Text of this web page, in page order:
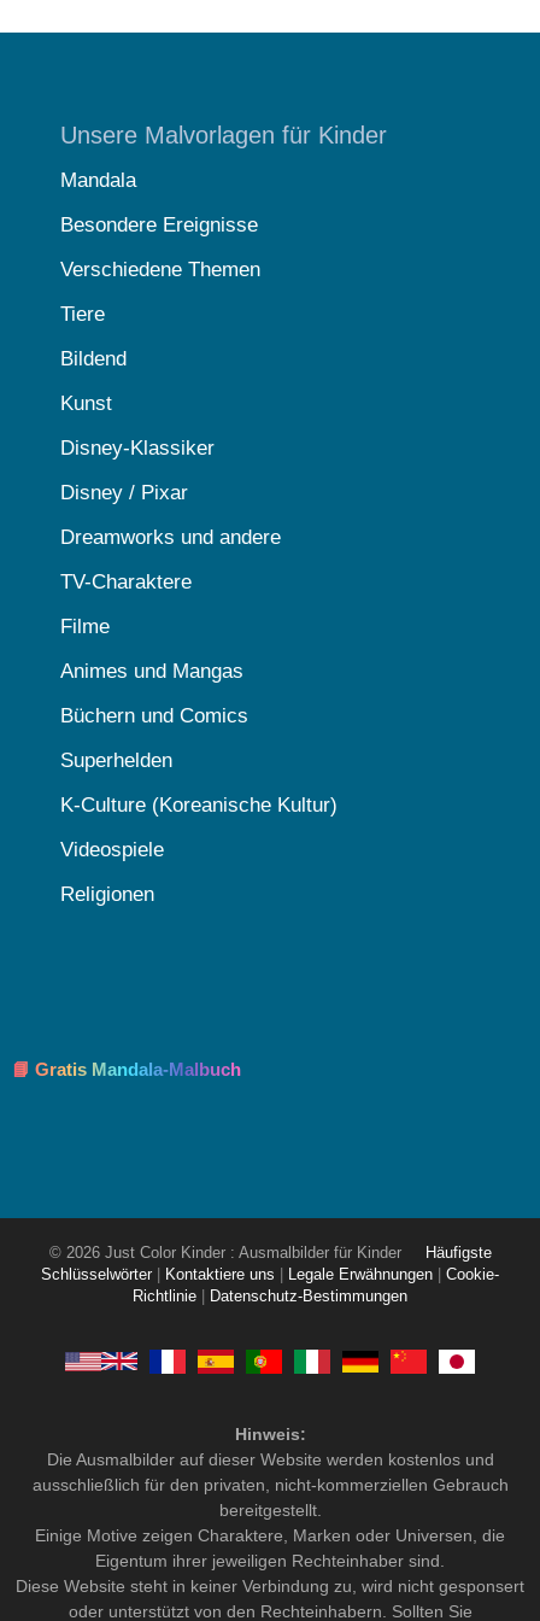
Unsere Malvorlagen für Kinder
Mandala
Besondere Ereignisse
Verschiedene Themen
Tiere
Bildend
Kunst
Disney-Klassiker
Disney / Pixar
Dreamworks und andere
TV-Charaktere
Filme
Animes und Mangas
Büchern und Comics
Superhelden
K-Culture (Koreanische Kultur)
Videospiele
Religionen
📘 Gratis Mandala-Malbuch
© 2026 Just Color Kinder : Ausmalbilder für Kinder
Häufigste
Schlüsselwörter
Kontaktiere uns Legale Erwähnungen
Cookie-
Richtlinie
Datenschutz-Bestimmungen
Hinweis:
Die Ausmalbilder auf dieser Website werden kostenlos und
ausschließlich für den privaten, nicht-kommerziellen Gebrauch
bereitgestellt.
Einige Motive zeigen Charaktere, Marken oder Universen, die
Eigentum ihrer jeweiligen Rechteinhaber sind.
Diese Website steht in keiner Verbindung zu, wird nicht gesponsert
oder unterstützt von den Rechteinhabern. Sollten Sie